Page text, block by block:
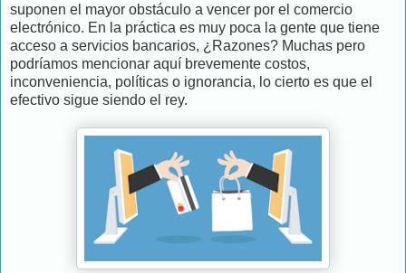
suponen el mayor obstáculo a vencer por el comercio
electrónico. En la práctica es muy poca la gente que tiene
acceso a servicios bancarios, ¿Razones? Muchas pero
podríamos mencionar aquí brevemente costos,
inconveniencia, políticas o ignorancia, lo cierto es que el
efectivo sigue siendo el rey.